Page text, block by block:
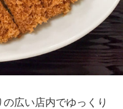
広い店内でゆっくり